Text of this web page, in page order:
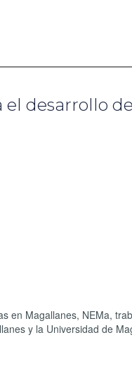
desarrollo
en Magallanes, NEMa,
y la Universidad de